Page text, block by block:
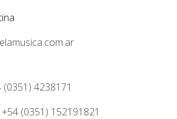
(0351) 4238171
+54 (0351) 152191821